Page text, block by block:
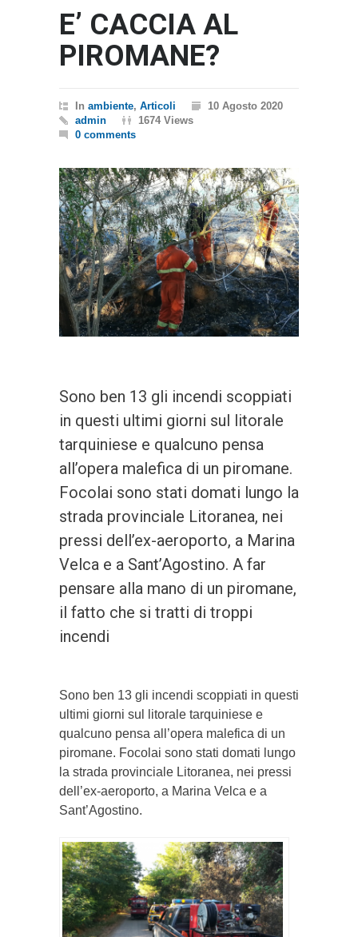
E’ CACCIA AL
PIROMANE?
In ambiente, Articoli
10 Agosto 2020
admin
1674 Views
0 comments
Sono ben 13 gli incendi scoppiati
in questi ultimi giorni sul litorale
tarquiniese e qualcuno pensa
all’opera malefica di un piromane.
Focolai sono stati domati lungo la
strada provinciale Litoranea, nei
pressi dell’ex-aeroporto, a Marina
Velca e a Sant’Agostino. A far
pensare alla mano di un piromane,
il fatto che si tratti di troppi
incendi
Sono ben 13 gli incendi scoppiati in questi
ultimi giorni sul litorale tarquiniese e
qualcuno pensa all’opera malefica di un
piromane. Focolai sono stati domati lungo
la strada provinciale Litoranea, nei pressi
dell’ex-aeroporto, a Marina Velca e a
Sant’Agostino.